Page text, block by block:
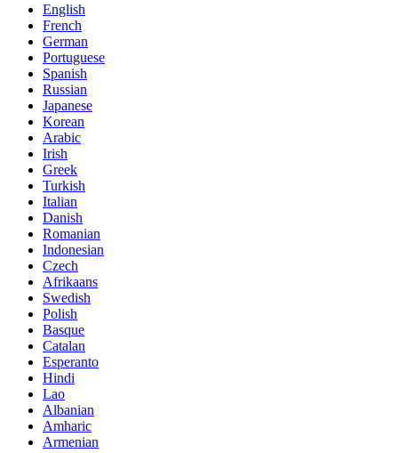
English
French
German
Portuguese
Spanish
Russian
Japanese
Korean
Arabic
Irish
Greek
Turkish
Italian
Danish
Romanian
Indonesian
Czech
Afrikaans
Swedish
Polish
Basque
Catalan
Esperanto
Hindi
Lao
Albanian
Amharic
Armenian